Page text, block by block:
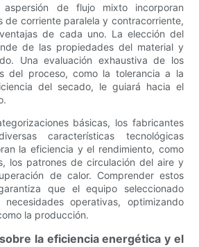
de flujo mixto incorporan
de corriente paralela y contracorriente,
de cada uno. La elección del
de las propiedades del material y
Una evaluación exhaustiva de los
del proceso, como la tolerancia a la
del secado, le guiará hacia el
básicas, los fabricantes
características tecnológicas
la eficiencia y el rendimiento, como
los patrones de circulación del aire y
de calor. Comprender estos
que el equipo seleccionado
operativas, optimizando
la producción.
la eficiencia energética y el